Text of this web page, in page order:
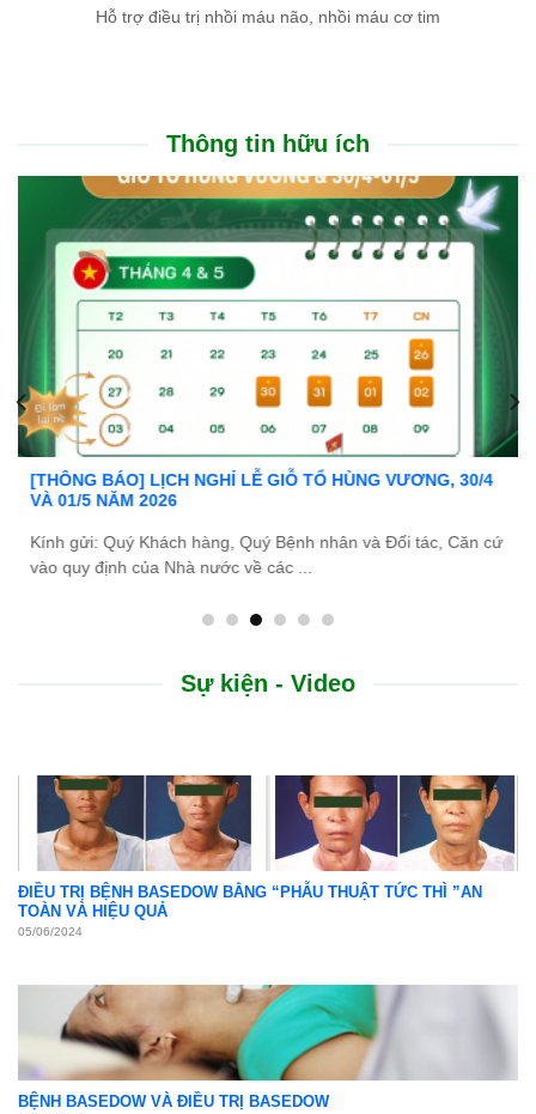
Hỗ trợ điều trị nhồi máu não, nhồi máu cơ tim
Thông tin hữu ích
Ưu đãi đặc biệt: Khám chữa bệnh áp dụng BHYT
do thiên tai lũ lụt, Bệnh viện Bình Dân ...
Sự kiện - Video
ĐIỀU TRỊ BỆNH BASEDOW BẰNG “PHẪU THUẬT TỨC THÌ ”AN
TOÀN VÀ HIỆU QUẢ
05/06/2024
BỆNH BASEDOW VÀ ĐIỀU TRỊ BASEDOW